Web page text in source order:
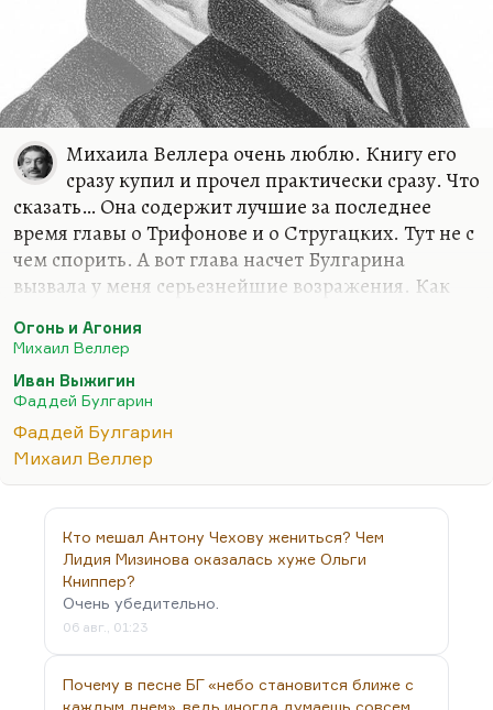
Михаила Веллера очень люблю. Книгу его
сразу купил и прочел практически сразу. Что
сказать… Она содержит лучшие за последнее
время главы о Трифонове и о Стругацких. Тут не с
чем спорить. А вот глава насчет Булгарина
вызвала у меня серьезнейшие возражения. Как
когда булгаринские записки, собранные и
прокомментированные Рейтблатом подробно —
это самые, что ни на есть, доносы.
Да, он делал это по правительственному запросу.
А кто тебя заставлял это делать? Ведь, в конце
концов, всегда можно сказать — простите, но я
не занимаюсь собиранием слухов в литераторской
среде, я не буду вам докладывать об этих
настроениях, это — не задача писателя. Конечно,
Огонь и Агония
Михаил Веллер
Иван Выжигин
Фаддей Булгарин
Фаддей Булгарин
Михаил Веллер
Кто мешал Антону Чехову жениться? Чем
Лидия Мизинова оказалась хуже Ольги
Книппер?
Очень убедительно.
06 авг., 01:23
Почему в песне БГ «небо становится ближе с
каждым днем», ведь иногда думаешь совсем